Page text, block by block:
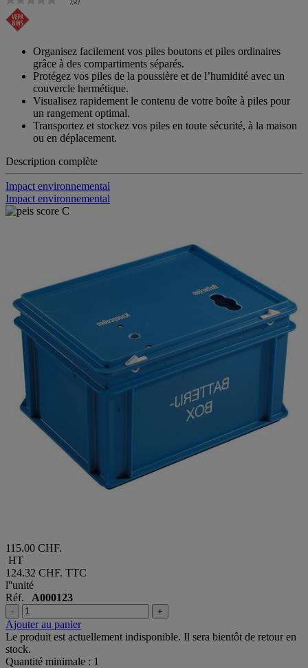
Aucune
valeur
de
Lien
même
Organisez facilement vos piles boutons et piles ordinaires
grâce à des compartiments séparés.
Protégez vos piles de la poussière et de l’humidité avec un
couvercle hermétique.
Visualisez rapidement le contenu de votre boîte à piles pour
un rangement optimal.
Transportez et stockez vos piles en toute sécurité, à la maison
ou en déplacement.
Description complète
Impact environnemental
Impact environnemental
115.00 CHF.
HT
124.32 CHF. TTC
l''unité
Réf. A000123
- +
Ajouter au panier
Le produit est actuellement indisponible. Il sera bientôt de retour en
stock.
Quantité minimale : 1